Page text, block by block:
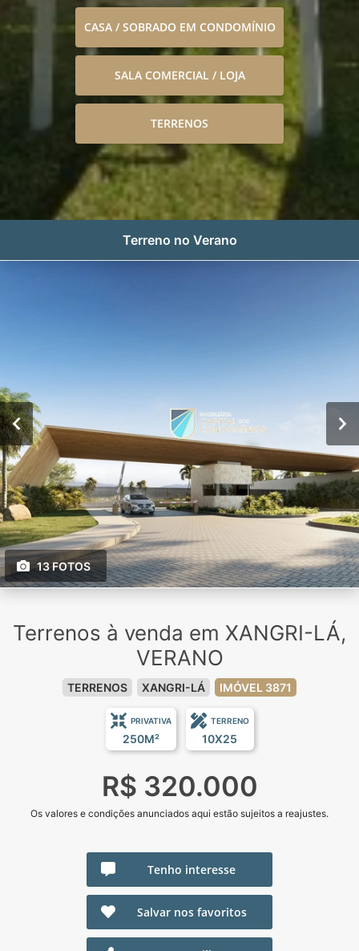
CASA / SOBRADO EM CONDOMÍNIO
SALA COMERCIAL / LOJA
TERRENOS
Terreno no Verano
13 FOTOS
Terrenos à venda em XANGRI-LÁ,
VERANO
TERRENOS XANGRI-LÁ IMÓVEL 3871
PRIVATIVA
250M²
TERRENO
10X25
R$ 320.000
Os valores e condições anunciados aqui estão sujeitos a reajustes.
Tenho interesse
Salvar nos favoritos